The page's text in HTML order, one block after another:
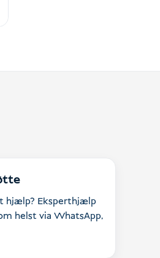
hjælp? Eksperthjælp
helst via WhatsApp,